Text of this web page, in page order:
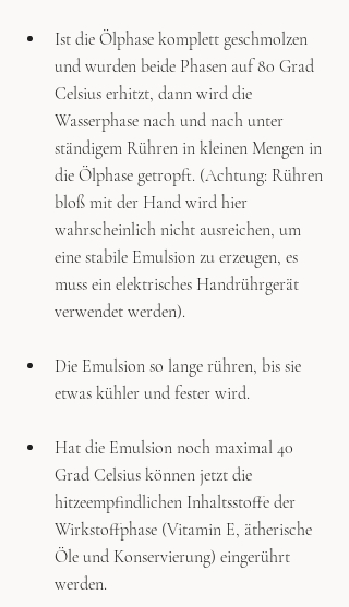
Ist die Ölphase komplett geschmolzen
und wurden beide Phasen auf 80 Grad
Celsius erhitzt, dann wird die
Wasserphase nach und nach unter
ständigem Rühren in kleinen Mengen in
die Ölphase getropft. (Achtung: Rühren
bloß mit der Hand wird hier
wahrscheinlich nicht ausreichen, um
eine stabile Emulsion zu erzeugen, es
muss ein elektrisches Handrührgerät
verwendet werden).
Die Emulsion so lange rühren, bis sie
etwas kühler und fester wird.
Hat die Emulsion noch maximal 40
Grad Celsius können jetzt die
hitzeempfindlichen Inhaltsstoffe der
Wirkstoffphase (Vitamin E, ätherische
Öle und Konservierung) eingerührt
werden.